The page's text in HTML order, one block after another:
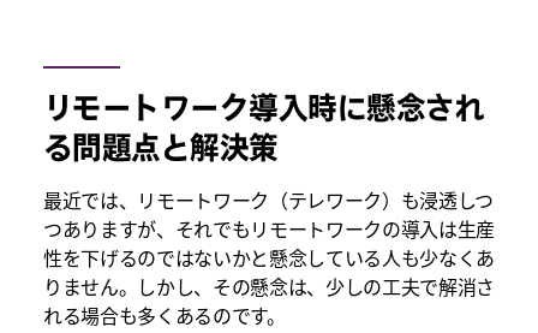
リモートワーク導入時に懸念され
る問題点と解決策
最近では、リモートワーク（テレワーク）も浸透しつ
つありますが、それでもリモートワークの導入は生産
性を下げるのではないかと懸念している人も少なくあ
りません。しかし、その懸念は、少しの工夫で解消さ
れる場合も多くあるのです。